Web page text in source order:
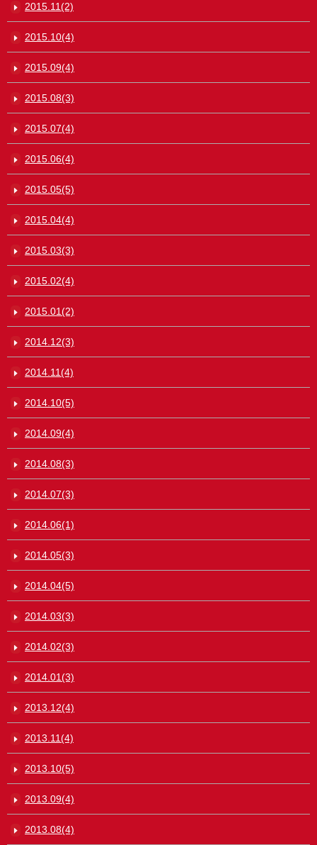
2015.11(2)
2015.10(4)
2015.09(4)
2015.08(3)
2015.07(4)
2015.06(4)
2015.05(5)
2015.04(4)
2015.03(3)
2015.02(4)
2015.01(2)
2014.12(3)
2014.11(4)
2014.10(5)
2014.09(4)
2014.08(3)
2014.07(3)
2014.06(1)
2014.05(3)
2014.04(5)
2014.03(3)
2014.02(3)
2014.01(3)
2013.12(4)
2013.11(4)
2013.10(5)
2013.09(4)
2013.08(4)